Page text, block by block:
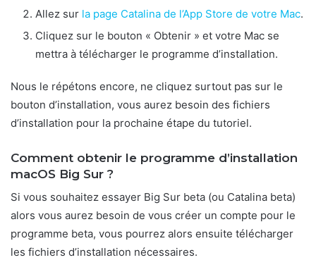
Allez sur la page Catalina de l’App Store de votre Mac.
Cliquez sur le bouton « Obtenir » et votre Mac se
mettra à télécharger le programme d’installation.
Nous le répétons encore, ne cliquez surtout pas sur le
bouton d’installation, vous aurez besoin des fichiers
d’installation pour la prochaine étape du tutoriel.
Comment obtenir le programme d’installation
macOS Big Sur ?
Si vous souhaitez essayer Big Sur beta (ou Catalina beta)
alors vous aurez besoin de vous créer un compte pour le
programme beta, vous pourrez alors ensuite télécharger
les fichiers d’installation nécessaires.